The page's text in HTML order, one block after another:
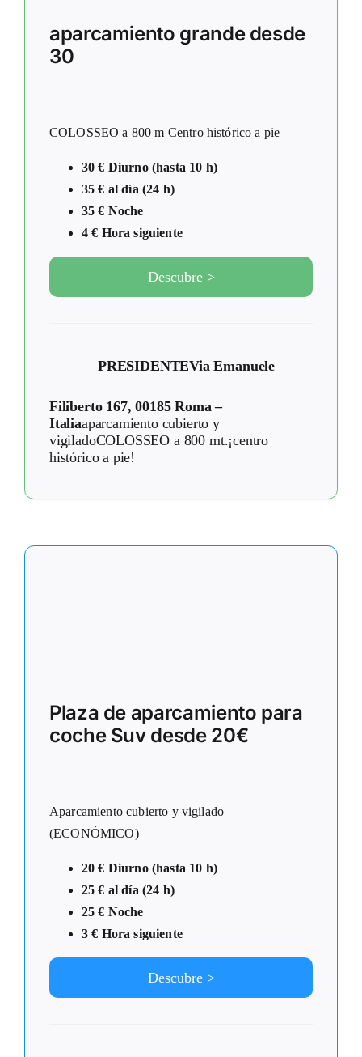
aparcamiento grande desde
30
COLOSSEO a 800 m Centro histórico a pie
30 € Diurno (hasta 10 h)
35 € al día (24 h)
35 € Noche
4 € Hora siguiente
Descubre >
PRESIDENTEVia Emanuele
Filiberto 167, 00185 Roma –
Italiaaparcamiento cubierto y
vigiladoCOLOSSEO a 800 mt.¡centro
histórico a pie!
Plaza de aparcamiento para
coche Suv desde 20€
Aparcamiento cubierto y vigilado
(ECONÓMICO)
20 € Diurno (hasta 10 h)
25 € al día (24 h)
25 € Noche
3 € Hora siguiente
Descubre >